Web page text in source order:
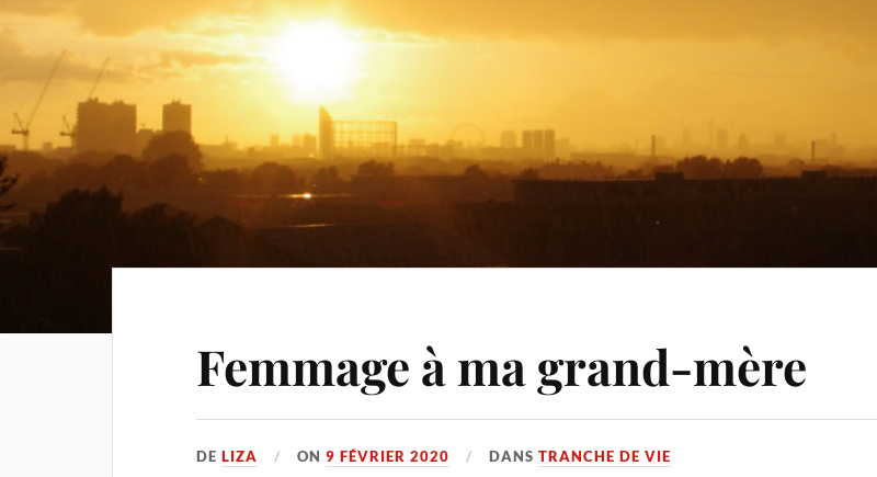
Femmage à ma grand-mère
DELIZA ON9 FÉVRIER 2020 DANSTRANCHE DE VIE